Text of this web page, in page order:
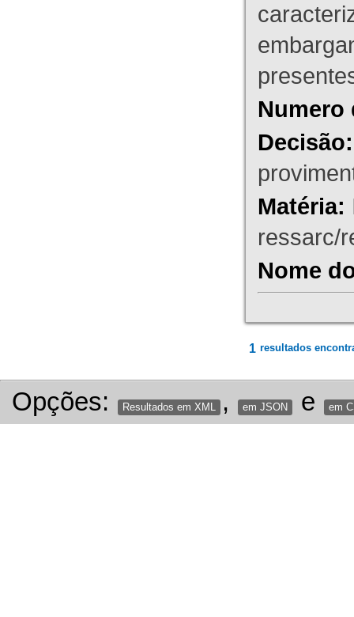
Numero
Decisão:
Matéria:
ressarc/
Nome
1 resultados
Opções: Resultados em XML , em JSON e em